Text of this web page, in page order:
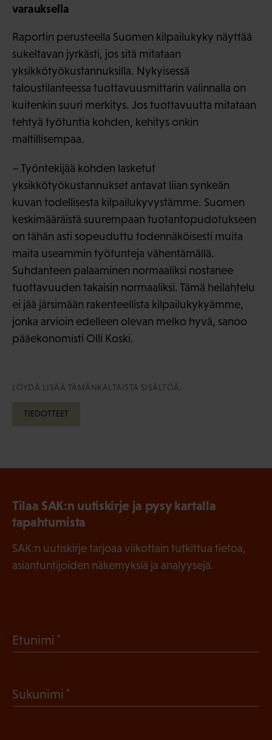
varauksella
Raportin perusteella Suomen kilpailukyky näyttää
sukeltavan jyrkästi, jos sitä mitataan
yksikkötyökustannuksilla. Nykyisessä
taloustilanteessa tuottavuusmittarin valinnalla on
kuitenkin suuri merkitys. Jos tuottavuutta mitataan
tehtyä työtuntia kohden, kehitys onkin
maltillisempaa.
– Työntekijää kohden lasketut
yksikkötyökustannukset antavat liian synkeän
kuvan todellisesta kilpailukyvystämme. Suomen
keskimääräistä suurempaan tuotantopudotukseen
on tähän asti sopeuduttu todennäköisesti muita
maita useammin työtunteja vähentämällä.
Suhdanteen palaaminen normaaliksi nostanee
tuottavuuden takaisin normaaliksi. Tämä heilahtelu
ei jää järsimään rakenteellista kilpailukykyämme,
jonka arvioin edelleen olevan melko hyvä, sanoo
pääekonomisti Olli Koski.
LÖYDÄ LISÄÄ TÄMÄNKALTAISTA SISÄLTÖÄ:
TIEDOTTEET
Tilaa SAK:n uutiskirje ja pysy kartalla
tapahtumista
SAK:n uutiskirje tarjoaa viikottain tutkittua tietoa,
asiantuntijoiden näkemyksiä ja analyysejä.
Etunimi
Sukunimi